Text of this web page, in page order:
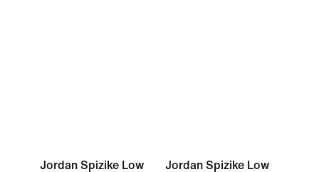
Jordan Spizike Low
Jordan Spizike Low